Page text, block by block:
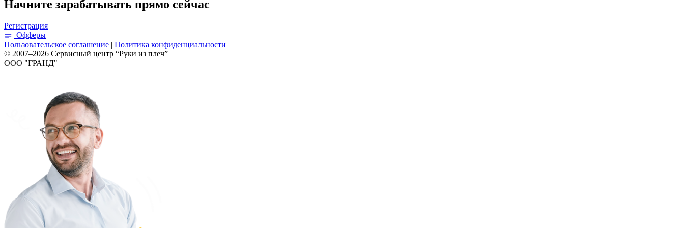
Начните зарабатывать прямо сейчас
Регистрация
Офферы
Пользовательское соглашение | Политика конфиденциальности
© 2007–2026 Сервисный центр “Руки из плеч”
ООО "ГРАНД"